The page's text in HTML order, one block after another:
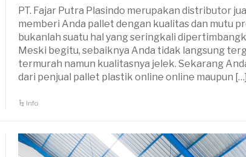
PT. Fajar Putra Plasindo merupakan distributor
memberi Anda pallet dengan kualitas dan mutu
bukanlah suatu hal yang seringkali
Meski begitu, sebaiknya Anda tidak langsung
termurah namun kualitasnya jelek. Sekarang
dari penjual pallet plastik online online maupun […]
Info